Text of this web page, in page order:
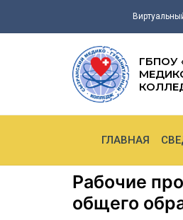
ГБПОУ
ГЛАВНАЯ
Рабочие
общего